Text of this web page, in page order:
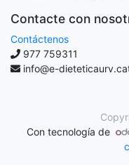
Contacte con
Contáctenos
977 759311
info@e-
Con tecnología de